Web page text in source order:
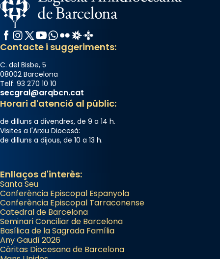
Facebook
Instagram
X / Twitter
YouTube
WhatsApp
FlickrRadio Estel
Catalunya Cristiana
Contacte i suggeriments:
C. del Bisbe, 5
08002 Barcelona
Telf. 93 270 10 10
secgral@arqbcn.cat
Horari d'atenció al públic:
de dilluns a divendres, de 9 a 14 h.
Visites a l'Arxiu Diocesà:
de dilluns a dijous, de 10 a 13 h.
Enllaços d'interès:
Santa Seu
Conferència Episcopal Espanyola
Conferència Episcopal Tarraconense
Catedral de Barcelona
Seminari Conciliar de Barcelona
Basílica de la Sagrada Família
Any Gaudí 2026
Càritas Diocesana de Barcelona